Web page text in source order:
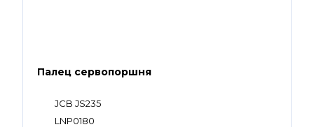
Палец сервопоршня
JCB JS235
LNP0180